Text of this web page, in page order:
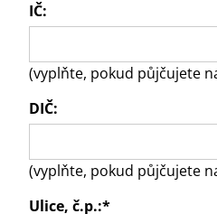
IČ:
(vyplňte, pokud půjčujete
DIČ:
(vyplňte, pokud půjčujete
Ulice, č.p.:*